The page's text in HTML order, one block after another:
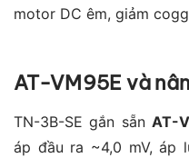
motor DC êm, giảm
AT-VM95E và
TN-3B-SE gắn sẵnAT-
áp đầu ra ~4,0 mV, áp